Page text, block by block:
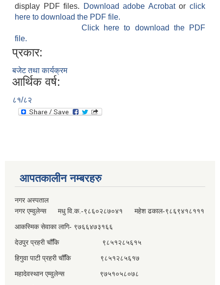
display PDF files.
Download adobe Acrobatorclick
here to download the PDF file.
Click here to download the PDF
file.
प्रकार:
बजेट तथा कार्यक्रम
आर्थिक वर्ष:
८१/८२
आपतकालीन नम्बरहरु
नगर अस्पताल
नगर एम्वुलेन्स मधु वि.क.-९८६०२८७०४१ महेश ढकाल-९८६९४१८१११
आकस्मिक सेवाका लागि- ९७६६४७३१६६
देउपुर प्रहरी चौँकि ९८५१२८५६१५
हिगुवा पाटी प्रहरी चौँकि ९८५१२८५६१७
महादेवस्थान एम्वुलेन्स ९७५१०५८०७८